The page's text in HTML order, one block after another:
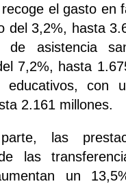
el gasto en
del 3,2%, hasta
de asistencia
7,2%, hasta
educativos, con
2.161 millones.
las
las
un